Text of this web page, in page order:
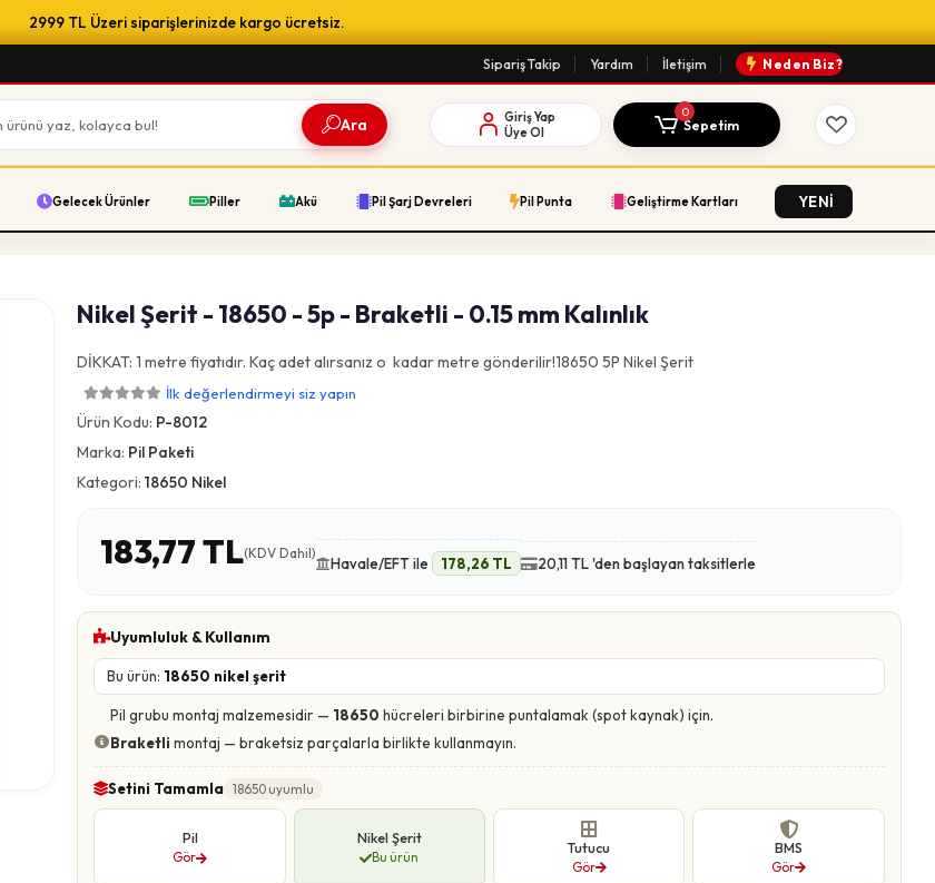
2999 TL Üzeri siparişlerinizde kargo ücretsiz.
Sipariş Takip Yardım İletişim Neden Biz?
Ara
Giriş Yap
Üye Ol
0
Sepetim
Gelecek Ürünler Piller Akü Pil Şarj Devreleri Pil Punta Geliştirme Kartları YENİ
Nikel Şerit - 18650 - 5p - Braketli - 0.15 mm Kalınlık
DİKKAT: 1 metre fiyatıdır. Kaç adet alırsanız o kadar metre gönderilir!18650 5P Nikel Şerit
İlk değerlendirmeyi siz yapın
Ürün Kodu: P-8012
Marka: Pil Paketi
Kategori:18650 Nikel
183,77 TL(KDV Dahil)
Havale/EFT ile 178,26 TL 20,11 TL 'den başlayan taksitlerle
Uyumluluk & Kullanım
Bu ürün: 18650 nikel şerit
Pil grubu montaj malzemesidir — 18650 hücreleri birbirine puntalamak (spot kaynak) için.
Braketli montaj — braketsiz parçalarla birlikte kullanmayın.
Setini Tamamla 18650 uyumlu
Pil
Gör
Nikel Şerit
Bu ürün
Tutucu
Gör
BMS
Gör